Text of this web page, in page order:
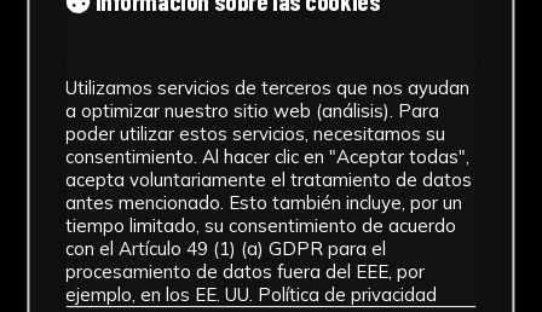
Utilizamos servicios de terceros que nos ayudan
a optimizar nuestro sitio web (análisis). Para
poder utilizar estos servicios, necesitamos su
consentimiento. Al hacer clic en "Aceptar todas",
acepta voluntariamente el tratamiento de datos
antes mencionado. Esto también incluye, por un
tiempo limitado, su consentimiento de acuerdo
con el Artículo 49 (1) (a) GDPR para el
procesamiento de datos fuera del EEE, por
ejemplo, en los EE. UU. Política de privacidad